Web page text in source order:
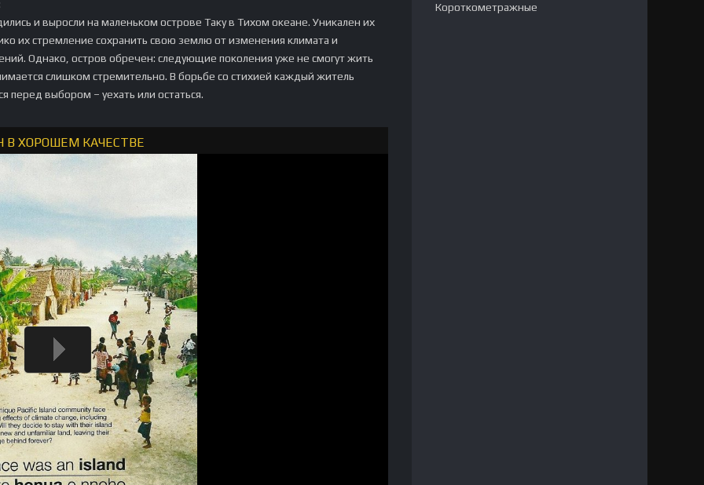
и выросли на маленьком острове Таку в Тихом океане. Уникален их
их стремление сохранить свою землю от изменения климата и
Однако, остров обречен: следующие поколения уже не смогут жить
слишком стремительно. В борьбе со стихией каждый житель
перед выбором – уехать или остаться.
В ХОРОШЕМ КАЧЕСТВЕ
Короткометражные